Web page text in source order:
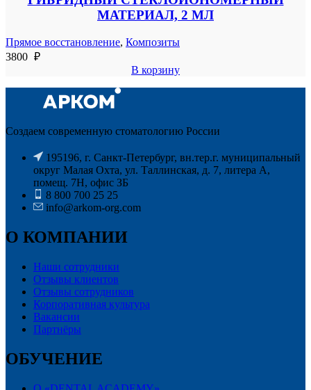
МАТЕРИАЛ, 2 МЛ
Прямое восстановление, Композиты
3800 ₽
В корзину
Создаем современную стоматологию России
195196, г. Санкт-Петербург, вн.тер.г. муниципальный
округ Малая Охта, ул. Таллинская, д. 7, литера А,
помещ. 7Н, офис ЗБ
8 800 700 25 25
info@arkom-org.com
О КОМПАНИИ
Наши сотрудники
Отзывы клиентов
Отзывы сотрудников
Корпоративная культура
Вакансии
Партнёры
ОБУЧЕНИЕ